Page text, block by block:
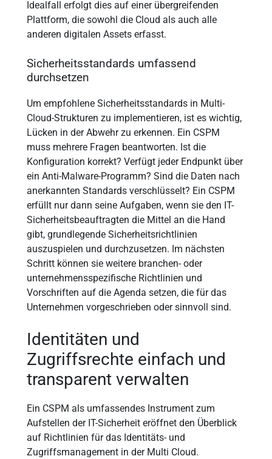
Idealfall erfolgt dies auf einer übergreifenden
Plattform, die sowohl die Cloud als auch alle
anderen digitalen Assets erfasst.
Sicherheitsstandards umfassend
durchsetzen
Um empfohlene Sicherheitsstandards in Multi-
Cloud-Strukturen zu implementieren, ist es wichtig,
Lücken in der Abwehr zu erkennen. Ein CSPM
muss mehrere Fragen beantworten. Ist die
Konfiguration korrekt? Verfügt jeder Endpunkt über
ein Anti-Malware-Programm? Sind die Daten nach
anerkannten Standards verschlüsselt? Ein CSPM
erfüllt nur dann seine Aufgaben, wenn sie den IT-
Sicherheitsbeauftragten die Mittel an die Hand
gibt, grundlegende Sicherheitsrichtlinien
auszuspielen und durchzusetzen. Im nächsten
Schritt können sie weitere branchen- oder
unternehmensspezifische Richtlinien und
Vorschriften auf die Agenda setzen, die für das
Unternehmen vorgeschrieben oder sinnvoll sind.
Identitäten und
Zugriffsrechte einfach und
transparent verwalten
Ein CSPM als umfassendes Instrument zum
Aufstellen der IT-Sicherheit eröffnet den Überblick
auf Richtlinien für das Identitäts- und
Zugriffsmanagement in der Multi Cloud.